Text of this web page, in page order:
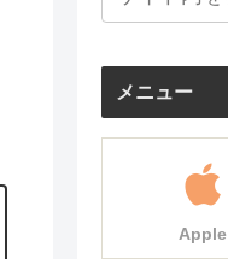
メニュー
Apple